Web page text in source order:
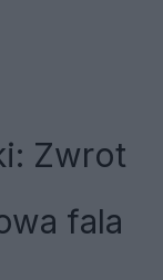
Zwrot
fala